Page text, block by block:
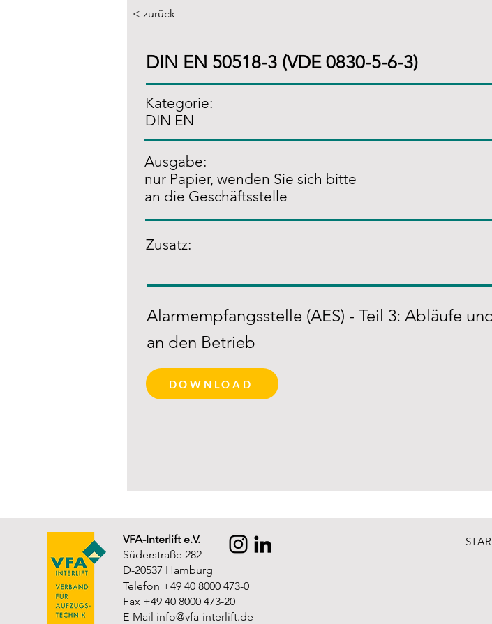
< zurück
DIN EN 50518-3 (VDE 0830-5-6-3)
Kategorie:
DIN EN
Ausgabe:
nur Papier, wenden Sie sich bitte
an die Geschäftsstelle
Zusatz:
Alarmempfangsstelle (AES) - Teil 3: Abläufe
an den Betrieb
DOWNLOAD
VFA-Interlift e.V.
Süderstraße 282
D-20537 Hamburg
Telefon +49 40 8000 473-0
Fax +49 40 8000 473-20
E-Mail info@vfa-interlift.de